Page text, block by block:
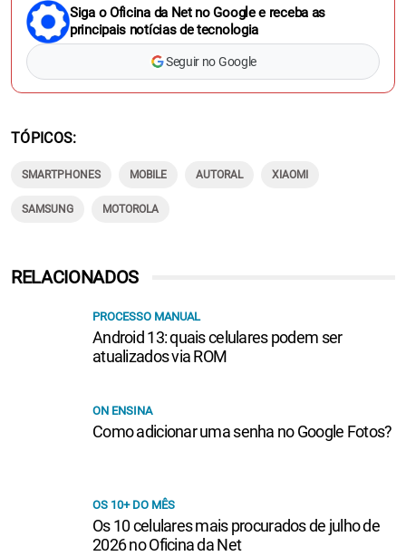
Siga o Oficina da Net no Google e receba as
principais notícias de tecnologia
Seguir no Google
TÓPICOS
SMARTPHONES MOBILE AUTORAL XIAOMI
SAMSUNG MOTOROLA
RELACIONADOS
PROCESSO MANUAL
Android 13: quais celulares podem ser
atualizados via ROM
ON ENSINA
Como adicionar uma senha no Google Fotos?
OS 10+ DO MÊS
Os 10 celulares mais procurados de julho de
2026 no Oficina da Net